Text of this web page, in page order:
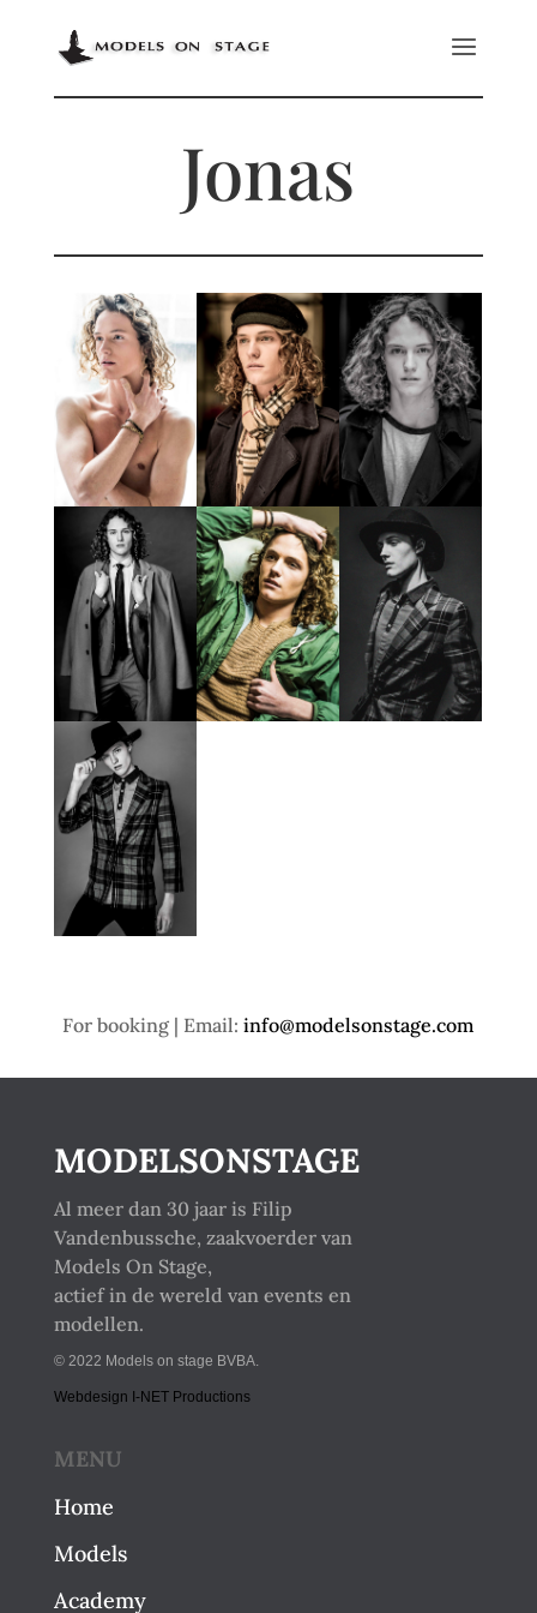
Jonas
For booking | Email:info@modelsonstage.com
MODELSONSTAGE
Al meer dan 30 jaar is Filip
Vandenbussche, zaakvoerder van
Models On Stage,
actief in de wereld van events en
modellen.
© 2022 Models on stage BVBA.
Webdesign I-NET Productions
MENU
Home
Models
Academy